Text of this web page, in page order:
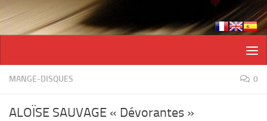
MANGE-DISQUES 0
ALOÏSE SAUVAGE « Dévorantes »